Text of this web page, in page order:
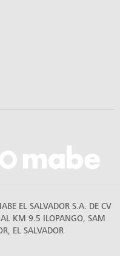
EL SALVADOR S.A. DE CV
KM 9.5 ILOPANGO, SAM
EL SALVADOR